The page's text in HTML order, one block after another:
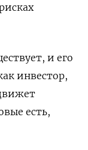
и его
инвестор,
есть,